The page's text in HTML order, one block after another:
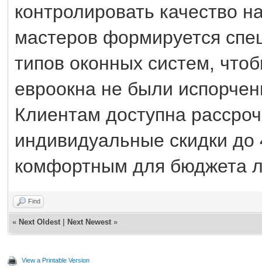
контролировать качество
мастеров формируется
типов оконных систем,
евроокна не были
Клиентам доступна
индивидуальные скидки
комфортным для бюджета
Find
« Next Oldest Next Newest »
View a Printable Version